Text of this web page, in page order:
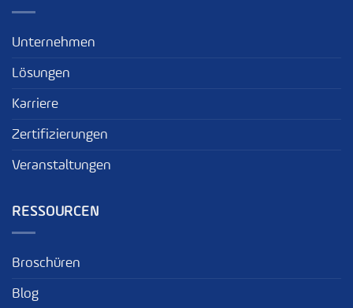
Unternehmen
Lösungen
Karriere
Zertifizierungen
Veranstaltungen
RESSOURCEN
Broschüren
Blog